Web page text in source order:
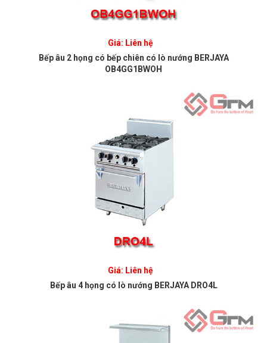
Giá: Liên hệ
Bếp âu 2 họng có bếp chiên có lò nướng BERJAYA
OB4GG1BWOH
Giá: Liên hệ
Bếp âu 4 họng có lò nướng BERJAYA DRO4L